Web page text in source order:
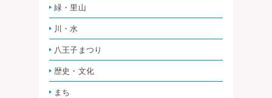
緑・里山
川・水
八王子まつり
歴史・文化
まち